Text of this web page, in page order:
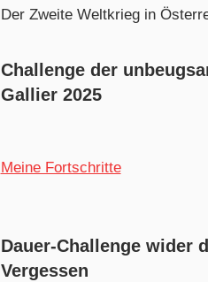
Der Zweite Weltkrieg in
Challenge der
Gallier 2025
Meine Fortschritte
Dauer-Challenge wider
Vergessen